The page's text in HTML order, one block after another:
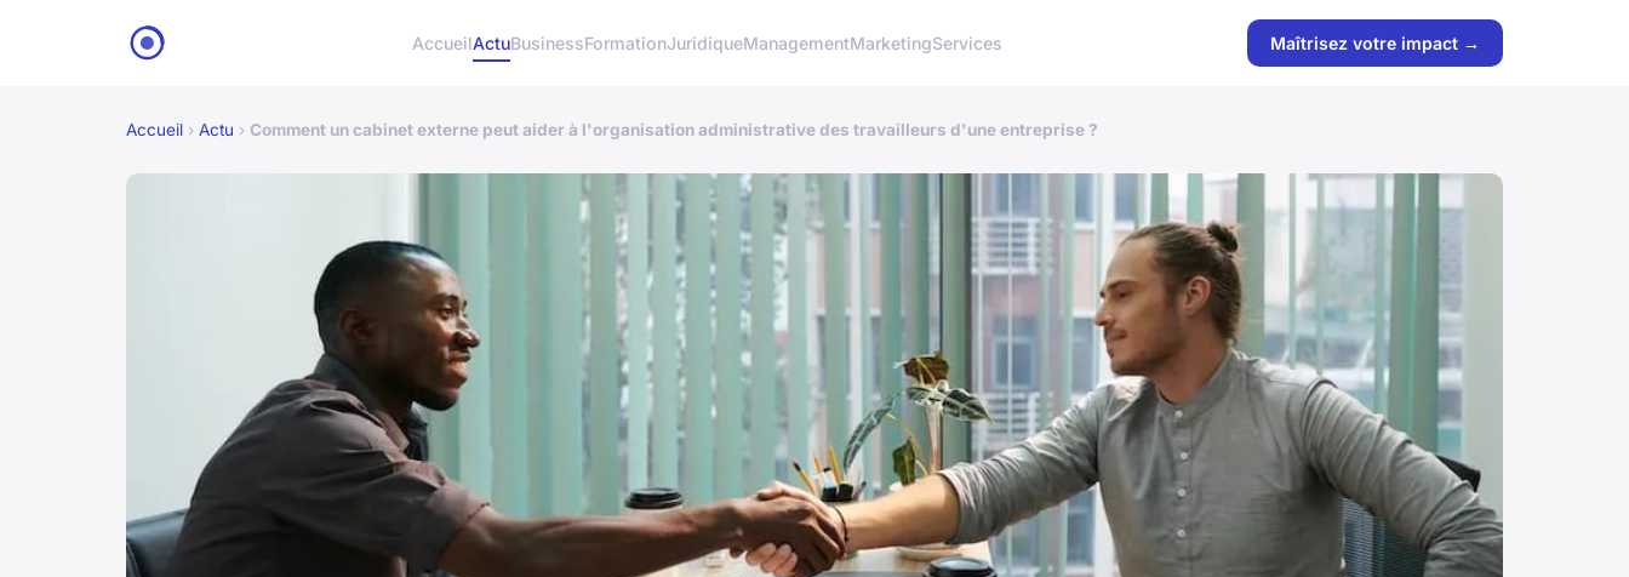
AccueilActuBusinessFormationJuridiqueManagementMarketingServices Maîtrisez votre impact →
Accueil › Actu › Comment un cabinet externe peut aider à l'organisation administrative des travailleurs d'une entreprise ?